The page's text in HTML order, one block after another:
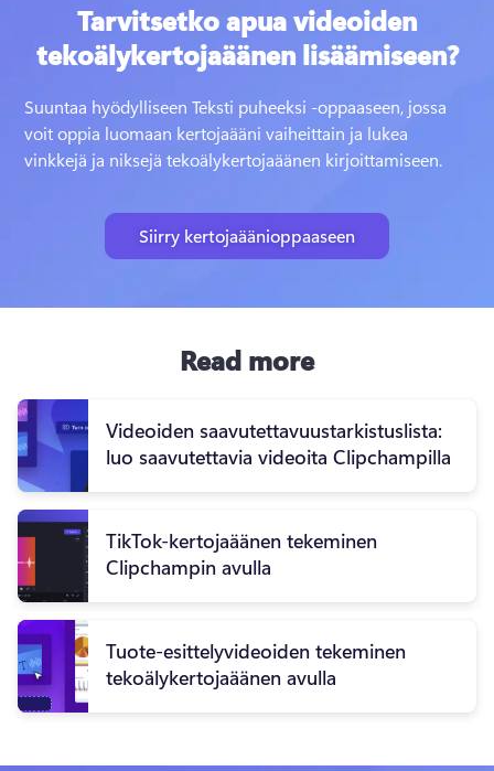
Tarvitsetko apua videoiden
tekoälykertojaäänen lisäämiseen?
Suuntaa hyödylliseen Teksti puheeksi -oppaaseen, jossa
voit oppia luomaan kertojaääni vaiheittain ja lukea
vinkkejä ja niksejä tekoälykertojaäänen kirjoittamiseen.
Siirry kertojaäänioppaaseen
Read more
Videoiden saavutettavuustarkistuslista:
luo saavutettavia videoita Clipchampilla
TikTok-kertojaäänen tekeminen
Clipchampin avulla
Tuote-esittelyvideoiden tekeminen
tekoälykertojaäänen avulla